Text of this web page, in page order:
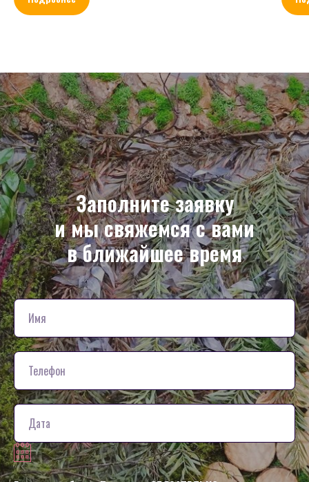
Заполните заявку
и мы свяжемся с вами
в ближайшее время